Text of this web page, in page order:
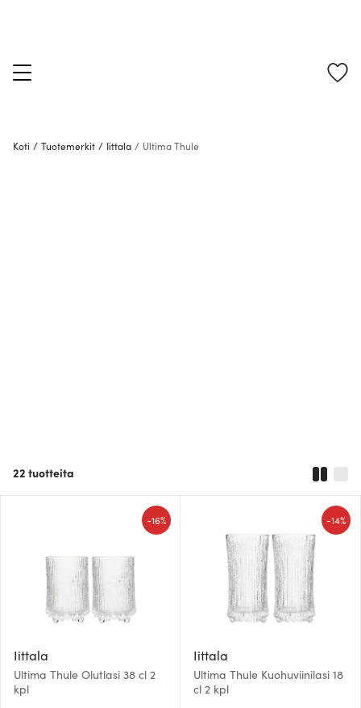
Koti / Tuotemerkit / Iittala / Ultima Thule
22 tuotteita
Iittala
Ultima Thule Olutlasi 38 cl 2
kpl
-16%
Iittala
Ultima Thule Kuohuviinilasi 18
cl 2 kpl
-14%